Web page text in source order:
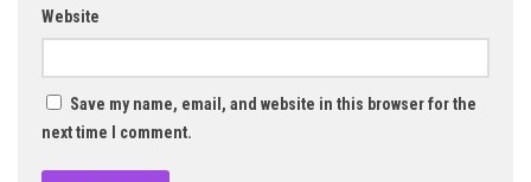
Website
Save my name, email, and website in this browser for the
next time I comment.